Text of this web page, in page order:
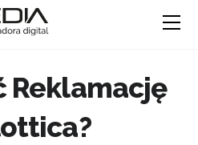
Reklamację